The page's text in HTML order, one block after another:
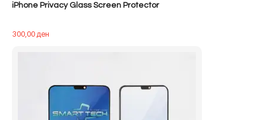
iPhone Privacy Glass Screen Protector
300,00ден